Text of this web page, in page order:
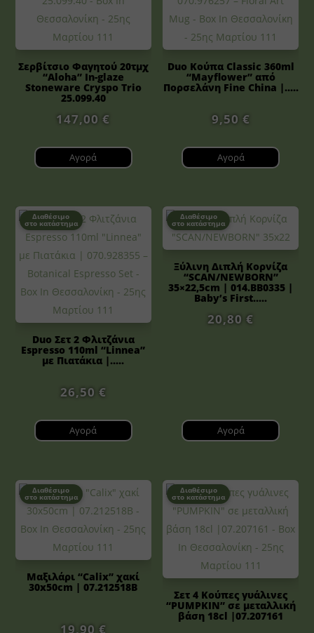
Σερβίτσιο Φαγητού 20τμχ
“Aloha” In-glaze
Stoneware Cryspo Trio
25.099.40
147,00€
Αγορά
Duo Κούπα Classic 360ml
“Mayflower” από
Πορσελάνη Fine China |.....
9,50 €
Αγορά
Διαθέσιμο
στο κατάστημα
Duo Σετ 2 Φλιτζάνια
Espresso 110ml “Linnea”
με Πιατάκια |.....
26,50 €
Αγορά
Διαθέσιμο
στο κατάστημα
Ξύλινη Διπλή Κορνίζα
“SCAN/NEWBORN”
35×22,5cm | 014.BB0335 |
Baby’s First.....
20,80€
Αγορά
Διαθέσιμο
στο κατάστημα
Μαξιλάρι “Calix” χακί
30x50cm | 07.212518B
19,90 €
Διαθέσιμο
στο κατάστημα
Σετ 4 Κούπες γυάλινες
“PUMPKIN” σε μεταλλική
βάση 18cl |07.207161